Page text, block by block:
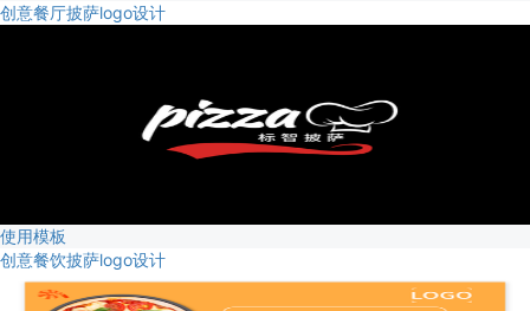
创意餐厅披萨logo设计
使用模板
创意餐饮披萨logo设计